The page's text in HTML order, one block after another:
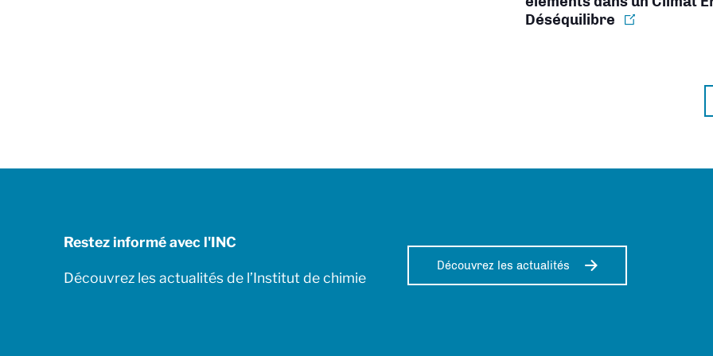
Déséquilibre
Restez informé avec l'INC
Découvrez les actualités de l’Institut de chimie
Découvrez les actualités